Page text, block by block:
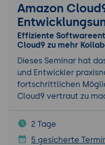
Amazon
Effiziente
Cloud9 zu mehr
Dieses Seminar hat
und Entwickler
fortschrittlichen
Cloud9 vertraut zu
2 Tage
5 gesicherte